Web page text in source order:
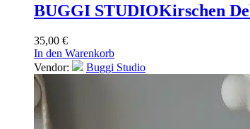
BUGGI STUDIOKirschen
35,00 €
In den Warenkorb
Vendor:
Buggi Studio